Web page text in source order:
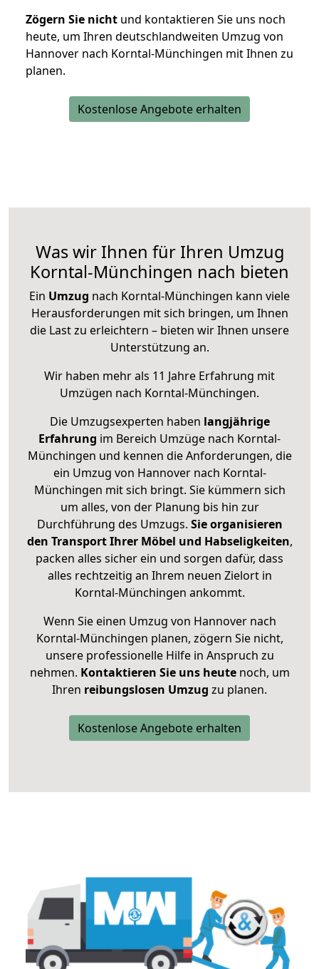
Zögern Sie nicht und kontaktieren Sie uns noch
heute, um Ihren deutschlandweiten Umzug von
Hannover nach Korntal-Münchingen mit Ihnen zu
planen.
Kostenlose Angebote erhalten
Was wir Ihnen für Ihren Umzug
Korntal-Münchingen nach bieten
Ein Umzug nach Korntal-Münchingen kann viele
Herausforderungen mit sich bringen, um Ihnen
die Last zu erleichtern – bieten wir Ihnen unsere
Unterstützung an.
Wir haben mehr als 11 Jahre Erfahrung mit
Umzügen nach Korntal-Münchingen.
Die Umzugsexperten haben langjährige
Erfahrung im Bereich Umzüge nach Korntal-
Münchingen und kennen die Anforderungen, die
ein Umzug von Hannover nach Korntal-
Münchingen mit sich bringt. Sie kümmern sich
um alles, von der Planung bis hin zur
Durchführung des Umzugs. Sie organisieren
den Transport Ihrer Möbel und Habseligkeiten,
packen alles sicher ein und sorgen dafür, dass
alles rechtzeitig an Ihrem neuen Zielort in
Korntal-Münchingen ankommt.
Wenn Sie einen Umzug von Hannover nach
Korntal-Münchingen planen, zögern Sie nicht,
unsere professionelle Hilfe in Anspruch zu
nehmen. Kontaktieren Sie uns heutenoch, um
Ihren reibungslosen Umzug zu planen.
Kostenlose Angebote erhalten